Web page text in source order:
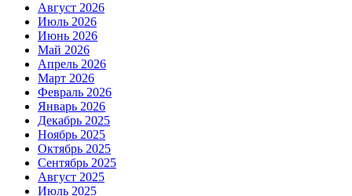
Август 2026
Июль 2026
Июнь 2026
Май 2026
Апрель 2026
Март 2026
Февраль 2026
Январь 2026
Декабрь 2025
Ноябрь 2025
Октябрь 2025
Сентябрь 2025
Август 2025
Июль 2025